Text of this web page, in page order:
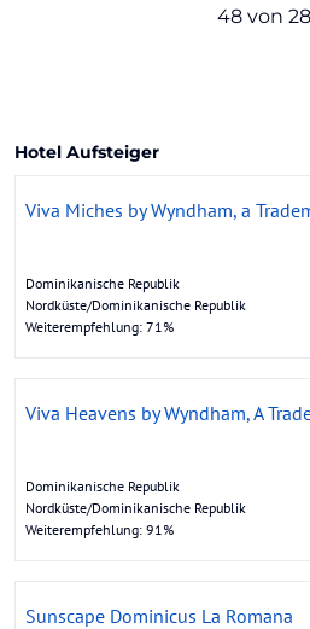
48 von
Hotel Aufsteiger
Viva Miches by Wyndham, a
Dominikanische Republik
Nordküste/Dominikanische Republik
Weiterempfehlung: 71%
Viva Heavens by Wyndham, A
Dominikanische Republik
Nordküste/Dominikanische Republik
Weiterempfehlung: 91%
Sunscape Dominicus La Romana